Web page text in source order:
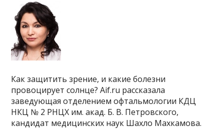
Как защитить зрение, и какие болезни
провоцирует солнце? Aif.ru рассказала
заведующая отделением офтальмологии КДЦ
НКЦ № 2 РНЦХ им. акад. Б. В. Петровского,
кандидат медицинских наук Шахло Махкамова.